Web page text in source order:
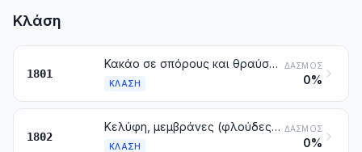
Κλάση
1801
Κακάο σε σπόρους και θραύσματα σπόρων, ακατέργαστα ή φρυγμένα
ΚΛΆΣΗ
ΔΑΣΜΌΣ
0%
1802
Κελύφη, μεμβράνες (φλούδες) και άλλα απορρίμματα κακάου
ΚΛΆΣΗ
ΔΑΣΜΌΣ
0%